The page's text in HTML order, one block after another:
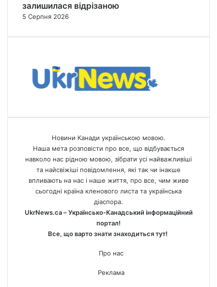
залишилася відрізаною
5 Серпня 2026
Новини Канади українською мовою.
Наша мета розповісти про все, що відбувається
навколо нас рідною мовою, зібрати усі найважливіші
та найсвіжіші повідомлення, які так чи інакше
впливають на нас і наше життя, про все, чим живе
сьогодні країна кленового листа та українська
діаспора.
UkrNews.ca – Українсько-Канадський інформаційний
портал!
Все, що варто знати знаходиться тут!
Про нас
Реклама